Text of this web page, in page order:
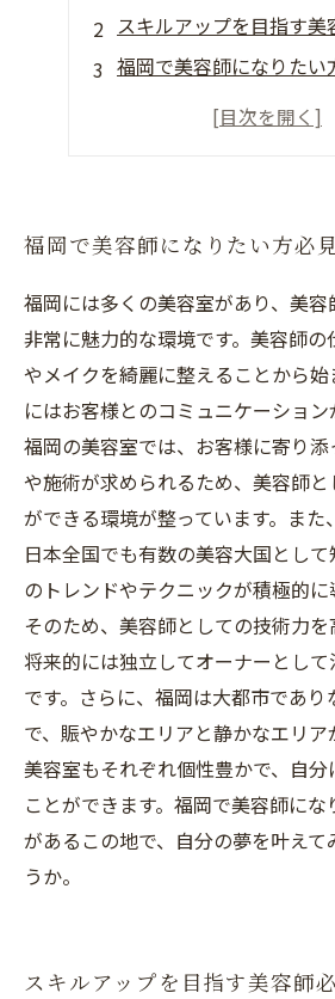
スキルアップを目指す美
福岡で美容師になりたい
ACTJAPANGROUPで働く
福岡で美容師になりたい方必
福岡には多くの美容室があり、美
非常に魅力的な環境です。美容師
やメイクを綺麗に整えることから
にはお客様とのコミュニケーション
福岡の美容室では、お客様に寄り
や施術が求められるため、美容師
ができる環境が整っています。また
日本全国でも有数の美容大国とし
のトレンドやテクニックが積極的に
そのため、美容師としての技術力を
将来的には独立してオーナーとし
です。さらに、福岡は大都市であ
で、賑やかなエリアと静かなエリア
美容室もそれぞれ個性豊かで、自
ことができます。福岡で美容師に
があるこの地で、自分の夢を叶えて
うか。
スキルアップを目指す美容師